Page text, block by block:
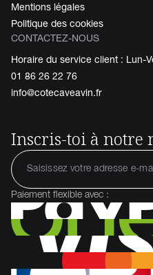
Mentions légales
Politique des cookies
CONTACTEZ-NOUS
Horaire du service client : Lun-
01 86 26 22 76
info@cotecaveavin.fr
Inscris-toi à notre
Paiement flexible avec :